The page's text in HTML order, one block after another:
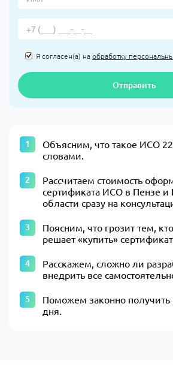
Я согласен(а) наобработку
Отправить
Объясним, что такое ИСО
словами.
Рассчитаем стоимость
сертификата ИСО в Пензе и
области сразу на
Поясним, что грозит тем,
решает «купить»
Расскажем, сложно ли
внедрить все
Поможем законно получить
дня.